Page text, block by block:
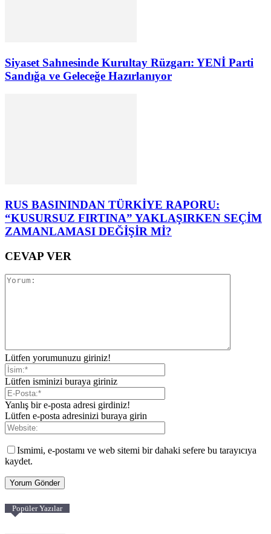
Siyaset Sahnesinde Kurultay Rüzgarı: YENİ Parti
Sandığa ve Geleceğe Hazırlanıyor
RUS BASININDAN TÜRKİYE RAPORU:
“KUSURSUZ FIRTINA” YAKLAŞIRKEN SEÇİM
ZAMANLAMASI DEĞİŞİR Mİ?
CEVAP VER
Lütfen yorumunuzu giriniz!
Lütfen isminizi buraya giriniz
Yanlış bir e-posta adresi girdiniz!
Lütfen e-posta adresinizi buraya girin
Ismimi, e-postamı ve web sitemi bir dahaki sefere bu tarayıcıya
kaydet.
Popüler Yazılar